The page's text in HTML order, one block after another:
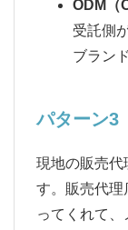
ODM（
受託側
ブラン
パターン3
現地の販売代
す。販売代理
ってくれて